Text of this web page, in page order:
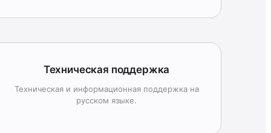
Техническая поддержка
Техническая и информационная поддержка на
русском языке.